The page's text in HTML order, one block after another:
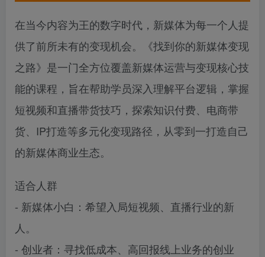
在当今内容为王的数字时代，新媒体为每一个人提
供了前所未有的变现机会。《找到你的新媒体变现
之路》是一门全方位覆盖新媒体运营与变现核心技
能的课程，旨在帮助学员深入理解平台逻辑，掌握
短视频和直播带货技巧，探索知识付费、电商带
货、IP打造等多元化变现路径，从零到一打造自己
的新媒体商业生态。
适合人群
- 新媒体小白：希望入局短视频、直播行业的新
人。
- 创业者：寻找低成本、高回报线上业务的创业